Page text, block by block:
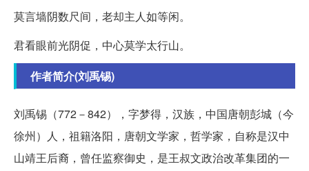
莫言墙阴数尺间，老却主人如等闲。
君看眼前光阴促，中心莫学太行山。
作者简介(刘禹锡)
刘禹锡（772－842），字梦得，汉族，中国唐朝彭城（今
徐州）人，祖籍洛阳，唐朝文学家，哲学家，自称是汉中
山靖王后裔，曾任监察御史，是王叔文政治改革集团的一